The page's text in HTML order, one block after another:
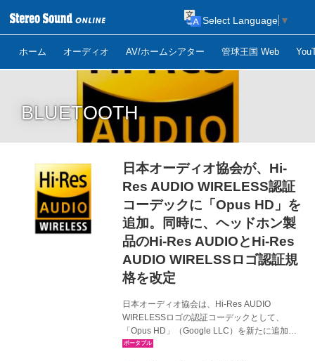
ホーム オーディオ AV/ホームシアター 管球王国 Web
Select Language ▼
BLUETOOTH
日本オーディオ協会が、Hi-
Res AUDIO WIRELESS認証
コーデックに「Opus HD」を
追加。同時に、ヘッドホン製
品のHi-Res AUDIOとHi-Res
AUDIO WIRELSSロゴ認証規
格を改定
日本オーディオ協会は、Hi-Res AUDIO
WIRELESSロゴの認証コーデックとして、
「Opus HD」（Google LLC）を新たに追加し
たと発表した。 スマートフォンやデジタルオー